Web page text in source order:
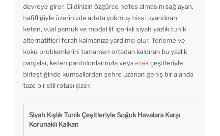
devreye girer. Cildinizin özgürce nefes almasını sağlayan,
hafifliğiyle üzerinizde adeta yokmuş hissi uyandıran
keten, vual pamuk ve modal lif içerikli siyah yazlık tunik
alternatifleri ferah kalmanıza yardımcı olur. Terleme ve
koku problemlerini tamamen ortadan kaldıran bu yazlık
parçalar, keten pantolonlarınızla veyaetekçeşitleriyle
birleştiğinde kumsallardan şehre uzanan geniş bir alanda
taze bir stil rotası çizer.
Siyah Kışlık Tunik Çeşitleriyle Soğuk Havalara Karşı
Korunaklı Kalkan